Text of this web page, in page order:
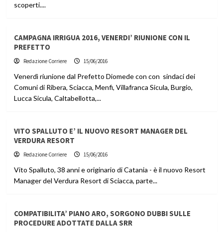
scoperti....
CAMPAGNA IRRIGUA 2016, VENERDI’ RIUNIONE CON IL
PREFETTO
Redazione Corriere 15/06/2016
Venerdì riunione dal Prefetto Diomede con con sindaci dei
Comuni di Ribera, Sciacca, Menfi, Villafranca Sicula, Burgio,
Lucca Sicula, Caltabellotta,...
VITO SPALLUTO E’ IL NUOVO RESORT MANAGER DEL
VERDURA RESORT
Redazione Corriere 15/06/2016
Vito Spalluto, 38 anni e originario di Catania - è il nuovo Resort
Manager del Verdura Resort di Sciacca, parte...
COMPATIBILITA’ PIANO ARO, SORGONO DUBBI SULLE
PROCEDURE ADOTTATE DALLA SRR